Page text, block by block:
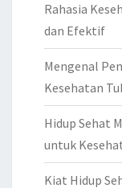
Rahasia
dan Efektif
Mengenal
Kesehatan
Hidup Sehat
untuk
Kiat Hidup